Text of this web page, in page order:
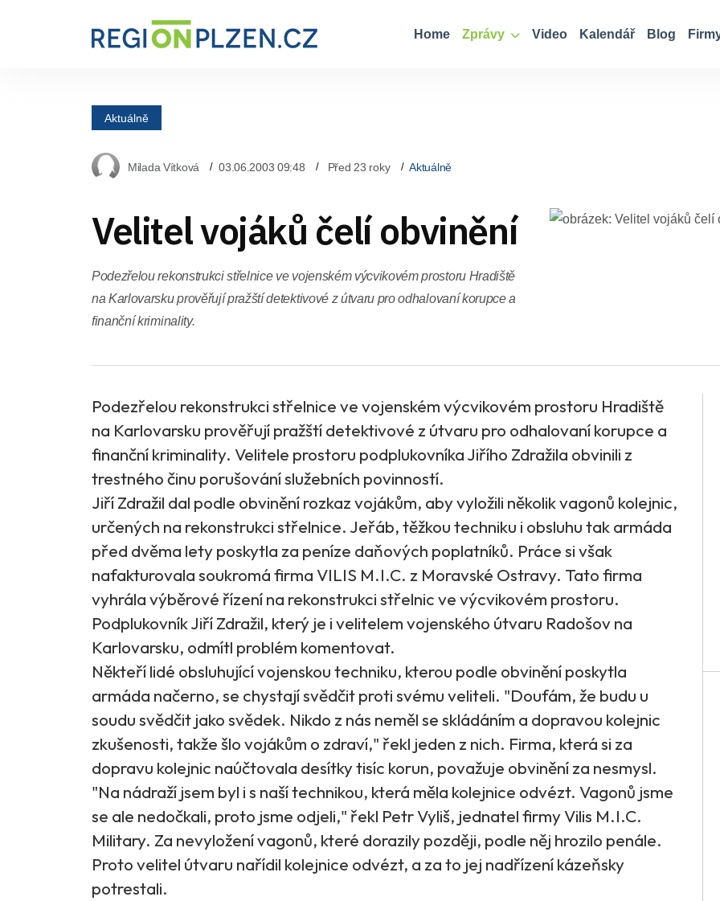
Home Zprávy Video Kalendář Blog
Aktuálně
Milada Vítková 03.06.2003 09:48 Před 23 roky Aktuálně
Velitel vojáků čelí obvinění
Podezřelou rekonstrukci střelnice ve vojenském výcvikovém prostoru Hradiště
na Karlovarsku prověřují pražští detektivové z útvaru pro odhalovaní korupce a
finanční kriminality.
Podezřelou rekonstrukci střelnice ve vojenském výcvikovém prostoru Hradiště
na Karlovarsku prověřují pražští detektivové z útvaru pro odhalovaní korupce a
finanční kriminality. Velitele prostoru podplukovníka Jiřího Zdražila obvinili z
trestného činu porušování služebních povinností.
Jiří Zdražil dal podle obvinění rozkaz vojákům, aby vyložili několik vagonů kolejnic,
určených na rekonstrukci střelnice. Jeřáb, těžkou techniku i obsluhu tak armáda
před dvěma lety poskytla za peníze daňových poplatníků. Práce si však
nafakturovala soukromá firma VILIS M.I.C. z Moravské Ostravy. Tato firma
vyhrála výběrové řízení na rekonstrukci střelnic ve výcvikovém prostoru.
Podplukovník Jiří Zdražil, který je i velitelem vojenského útvaru Radošov na
Karlovarsku, odmítl problém komentovat.
Někteří lidé obsluhující vojenskou techniku, kterou podle obvinění poskytla
armáda načerno, se chystají svědčit proti svému veliteli. "Doufám, že budu u
soudu svědčit jako svědek. Nikdo z nás neměl se skládáním a dopravou kolejnic
zkušenosti, takže šlo vojákům o zdraví," řekl jeden z nich. Firma, která si za
dopravu kolejnic naúčtovala desítky tisíc korun, považuje obvinění za nesmysl.
"Na nádraží jsem byl i s naší technikou, která měla kolejnice odvézt. Vagonů jsme
se ale nedočkali, proto jsme odjeli," řekl Petr Vyliš, jednatel firmy Vilis M.I.C.
Military. Za nevyložení vagonů, které dorazily později, podle něj hrozilo penále.
Proto velitel útvaru nařídil kolejnice odvézt, a za to jej nadřízení kázeňsky
potrestali.